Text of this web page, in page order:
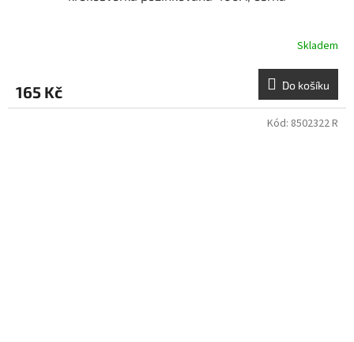
Skladem
165 Kč Do košíku
Kód: 8502322 R